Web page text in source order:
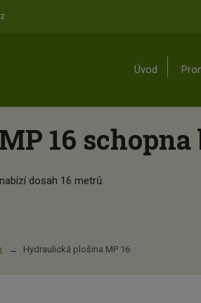
Úvod
16
dosah 16 metrů.
Hydraulická plošina MP 16